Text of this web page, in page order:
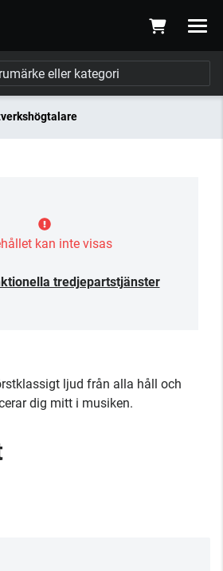
kan inte visas
tredjepartstjänster
ljud från alla håll och
dig mitt i musiken.